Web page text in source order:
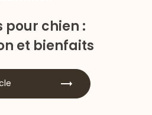
pour chien :
et bienfaits